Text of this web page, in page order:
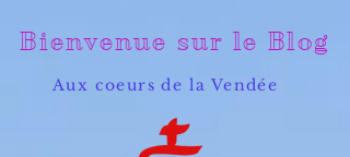
Bienvenue sur le Blog
Aux coeurs de la Vendée